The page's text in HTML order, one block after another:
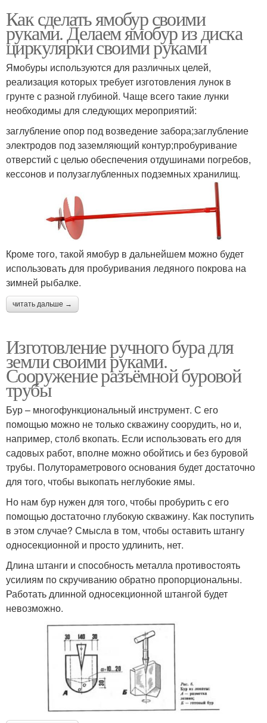
Как сделать ямобур своими
руками. Делаем ямобур из диска
циркулярки своими руками
Ямобуры используются для различных целей,
реализация которых требует изготовления лунок в
грунте с разной глубиной. Чаще всего такие лунки
необходимы для следующих мероприятий:
заглубление опор под возведение забора;заглубление
электродов под заземляющий контур;пробуривание
отверстий с целью обеспечения отдушинами погребов,
кессонов и полузаглубленных подземных хранилищ.
Кроме того, такой ямобур в дальнейшем можно будет
использовать для пробуривания ледяного покрова на
зимней рыбалке.
читать дальше →
Изготовление ручного бура для
земли своими руками.
Сооружение разъёмной буровой
трубы
Бур – многофункциональный инструмент. С его
помощью можно не только скважину соорудить, но и,
например, столб вкопать. Если использовать его для
садовых работ, вполне можно обойтись и без буровой
трубы. Полутораметрового основания будет достаточно
для того, чтобы выкопать неглубокие ямы.
Но нам бур нужен для того, чтобы пробурить с его
помощью достаточно глубокую скважину. Как поступить
в этом случае? Смысла в том, чтобы оставить штангу
односекционной и просто удлинить, нет.
Длина штанги и способность металла противостоять
усилиям по скручиванию обратно пропорциональны.
Работать длинной односекционной штангой будет
невозможно.